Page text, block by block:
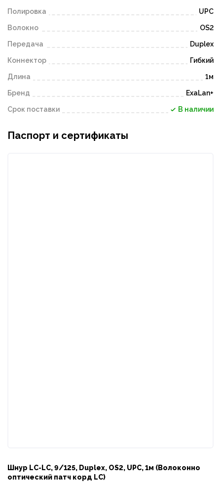
Полировка UPC
Волокно OS2
Передача Duplex
Коннектор Гибкий
Длина 1м
Бренд ExaLan+
Срок поставки В наличии
Паспорт и сертификаты
Шнур LC-LC, 9/125, Duplex, OS2, UPC, 1м (Волоконно
оптический патч корд LC)